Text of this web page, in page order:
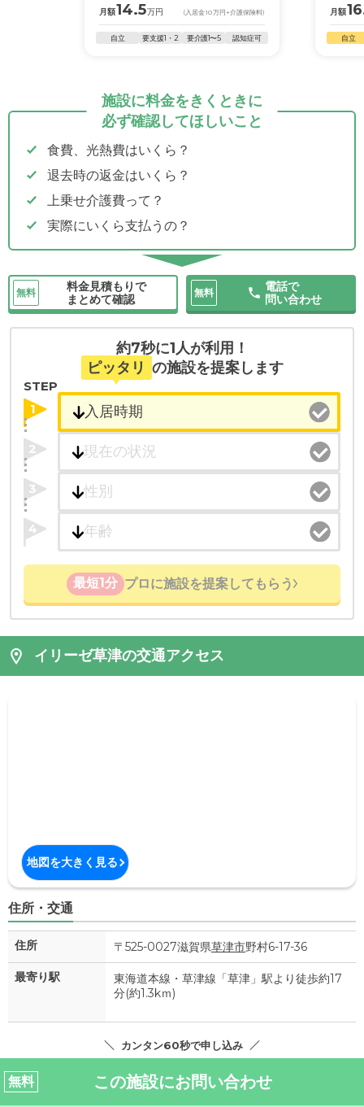
月額14.5万円 (入居金10万円 +介護保険料)
自立 要支援1・2 要介護1〜5 認知症可
月額
自立
施設に料金をきくときに
必ず確認してほしいこと
食費、光熱費はいくら？
退去時の返金はいくら？
上乗せ介護費って？
実際にいくら支払うの？
無料
料金見積もりで
まとめて確認
無料
電話で
問い合わせ
約7秒に1人が利用！
ピッタリ の施設を提案します
STEP
1
2
3
4
最短1分 プロに施設を提案してもらう
イリーゼ草津の交通アクセス
地図を大きく見る
住所・交通
住所 〒525-0027滋賀県草津市野村6-17-36
最寄り駅
東海道本線・草津線「草津」駅より徒歩約17
分(約1.3kｍ)
カンタン60秒で申し込み
無料 この施設にお問い合わせ